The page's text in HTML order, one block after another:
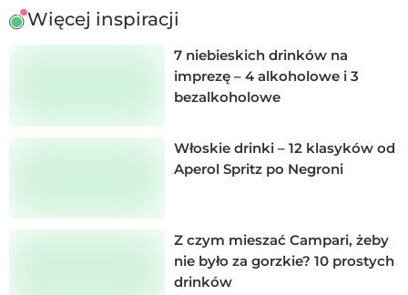
Więcej inspiracji
7 niebieskich drinków na
imprezę – 4 alkoholowe i 3
bezalkoholowe
Włoskie drinki – 12 klasyków od
Aperol Spritz po Negroni
Z czym mieszać Campari, żeby
nie było za gorzkie? 10 prostych
drinków